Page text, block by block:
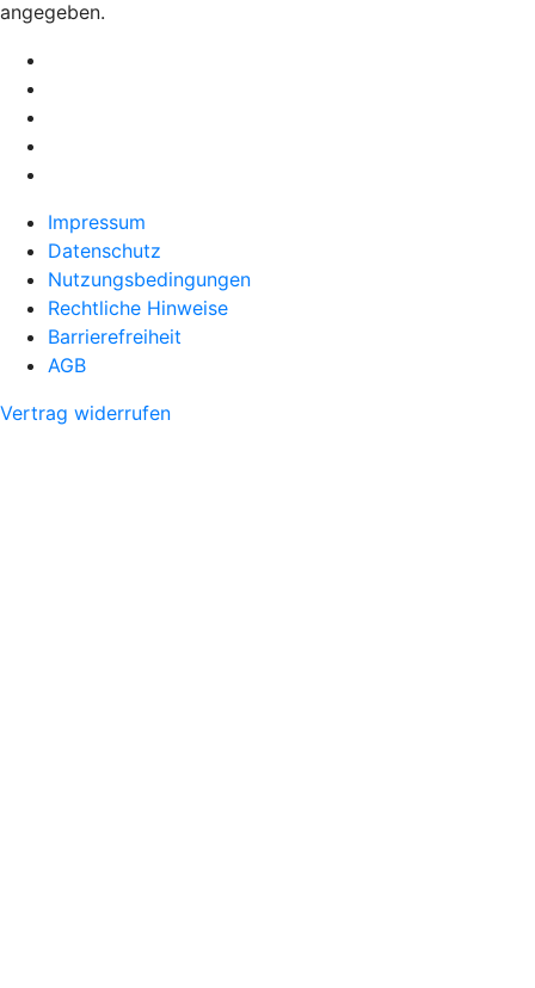
angegeben.
Impressum
Datenschutz
Nutzungsbedingungen
Rechtliche Hinweise
Barrierefreiheit
AGB
Vertrag widerrufen